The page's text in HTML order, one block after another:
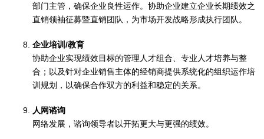
部门主管，确保企业良性运作。协助企业建立企业长期绩效之
直销领袖征募暨直销团队，为市场开发战略形成执行团队。
企业培训/教育
协助企业实现绩效目标的管理人才组合、专业人才培养与整
合；以及针对企业销售主体的经销商提供系统化的组织运作培
训规划，以确保合作双方的利益和稳定的关系。
人网谘询
网络发展，谘询领导者以开拓更大与更强的绩效。